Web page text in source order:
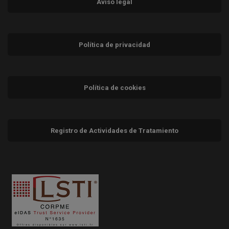
Aviso legal
Política de privacidad
Política de cookies
Registro de Actividades de Tratamiento